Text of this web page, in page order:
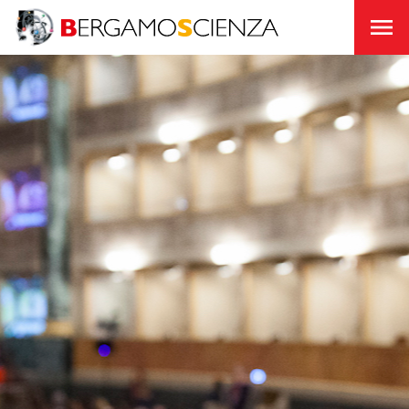
Siamo
Unisciti
a
noi
Sostienici
Fondazione
Trasparente
BergamoScienza
TOCC